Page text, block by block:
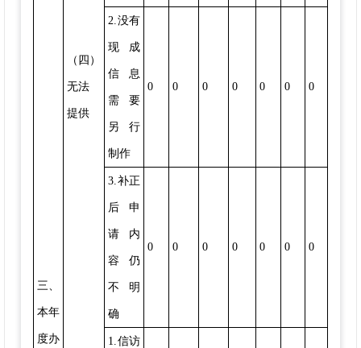
三、
本年
度办
（四）
无法
提供
2.没有
现成
信息
需要
另行
制作
0 0 0 0 0 0 0
3.补正
后申
请内
容仍
不明
确
0 0 0 0 0 0 0
1.信访